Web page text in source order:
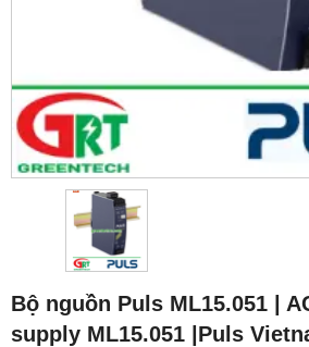
Bộ nguồn Puls ML15.051 |
supply ML15.051 |Puls